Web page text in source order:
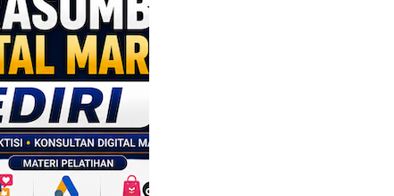
Marketing
Membangun
Data
yang